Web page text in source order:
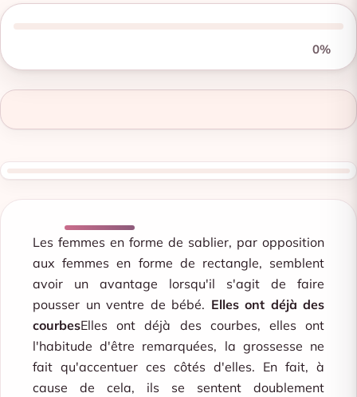
Les femmes en forme de sablier, par opposition
aux femmes en forme de rectangle, semblent
avoir un avantage lorsqu'il s'agit de faire
pousser un ventre de bébé. Elles ont déjà des
courbesElles ont déjà des courbes, elles ont
l'habitude d'être remarquées, la grossesse ne
fait qu'accentuer ces côtés d'elles. En fait, à
cause de cela, ils se sentent doublement
0%